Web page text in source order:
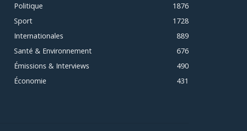
Politique
1876
Sport
1728
Internationales
889
Santé & Environnement
676
Émissions & Interviews
490
Économie
431